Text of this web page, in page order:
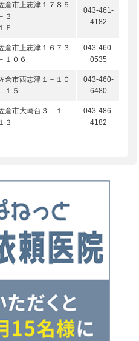
倉市上志津１７８５
－３
１Ｆ
043-461-
4182
倉市上志津１６７３
－１０６
043-460-
0535
倉市西志津１－１０
－１５
043-460-
6480
倉市大崎台３－１－
１３
043-486-
4182